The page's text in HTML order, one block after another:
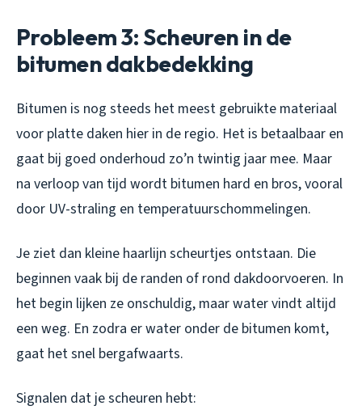
Probleem 3: Scheuren in de
bitumen dakbedekking
Bitumen is nog steeds het meest gebruikte materiaal
voor platte daken hier in de regio. Het is betaalbaar en
gaat bij goed onderhoud zo’n twintig jaar mee. Maar
na verloop van tijd wordt bitumen hard en bros, vooral
door UV-straling en temperatuurschommelingen.
Je ziet dan kleine haarlijn scheurtjes ontstaan. Die
beginnen vaak bij de randen of rond dakdoorvoeren. In
het begin lijken ze onschuldig, maar water vindt altijd
een weg. En zodra er water onder de bitumen komt,
gaat het snel bergafwaarts.
Signalen dat je scheuren hebt: